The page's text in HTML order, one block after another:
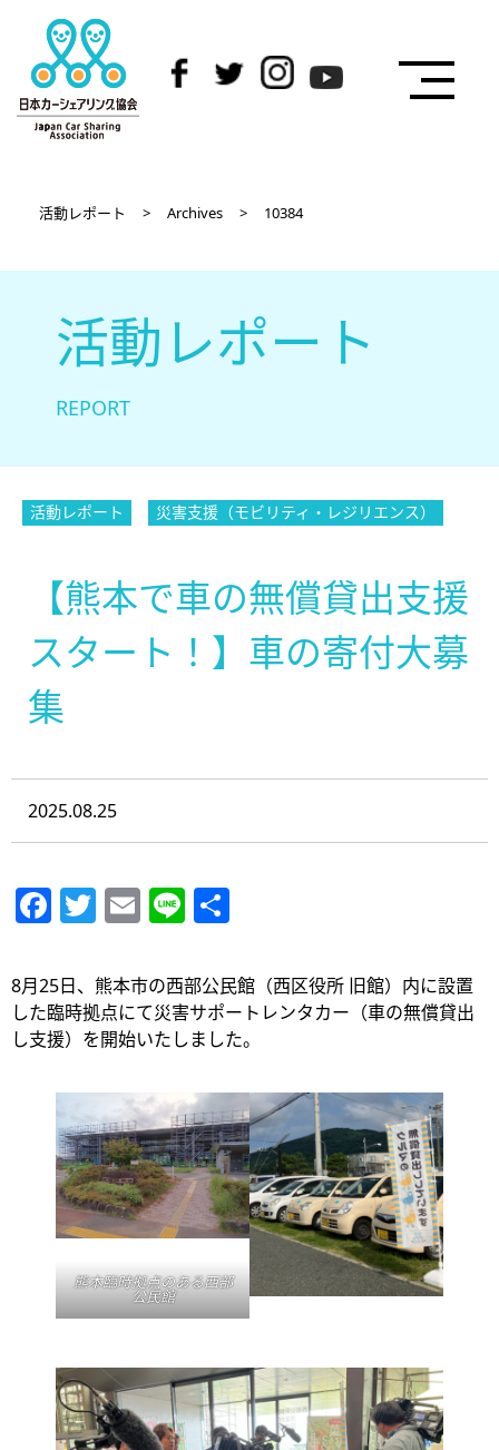
活動レポート > Archives > 10384
活動レポート
REPORT
活動レポート 災害支援（モビリティ・レジリエンス）
【熊本で車の無償貸出支援
スタート！】車の寄付大募
集
2025.08.25
Facebook
Twitter
Email
Line
8月25日、熊本市の西部公民館（西区役所 旧館）内に設置
した臨時拠点にて災害サポートレンタカー（車の無償貸出
し支援）を開始いたしました。
熊本臨時拠点のある西部
公民館